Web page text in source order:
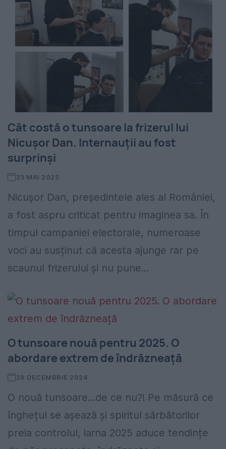
Cât costă o tunsoare la frizerul lui
Nicușor Dan. Internauții au fost
surprinși
23 MAI 2025
Nicușor Dan, președintele ales al României,
a fost aspru criticat pentru imaginea sa. În
timpul campaniei electorale, numeroase
voci au susținut că acesta ajunge rar pe
scaunul frizerului și nu pune...
O tunsoare nouă pentru 2025. O
abordare extrem de îndrăzneață
28 DECEMBRIE 2024
O nouă tunsoare...de ce nu?! Pe măsură ce
înghețul se așează și spiritul sărbătorilor
preia controlul, iarna 2025 aduce tendințe